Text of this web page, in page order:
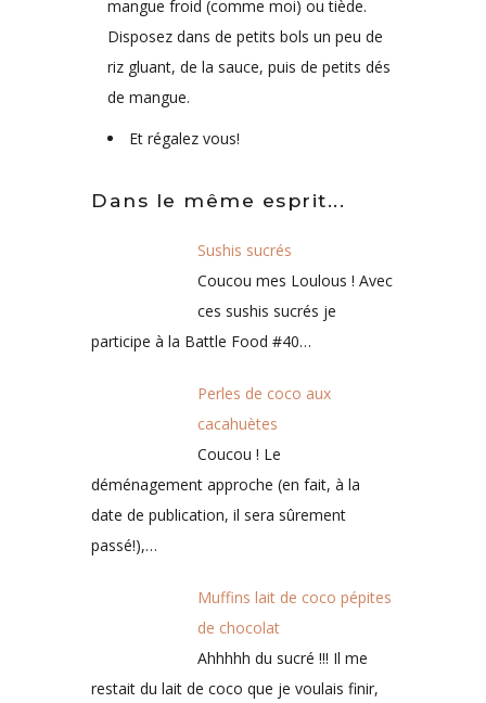
mangue froid (comme moi) ou tiède.
Disposez dans de petits bols un peu de
riz gluant, de la sauce, puis de petits dés
de mangue.
Et régalez vous!
Dans le même esprit...
Sushis sucrés
Coucou mes Loulous ! Avec
ces sushis sucrés je
participe à la Battle Food #40…
Perles de coco aux
cacahuètes
Coucou ! Le
déménagement approche (en fait, à la
date de publication, il sera sûrement
passé!),…
Muffins lait de coco pépites
de chocolat
Ahhhhh du sucré !!! Il me
restait du lait de coco que je voulais finir,